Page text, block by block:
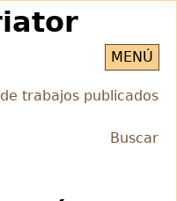
MENÚ
trabajos publicados
Buscar